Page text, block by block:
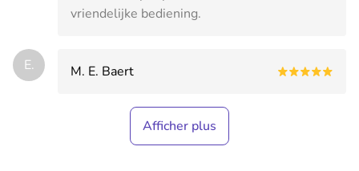
vriendelijke bediening.
E. M. E. Baert
Afficher plus